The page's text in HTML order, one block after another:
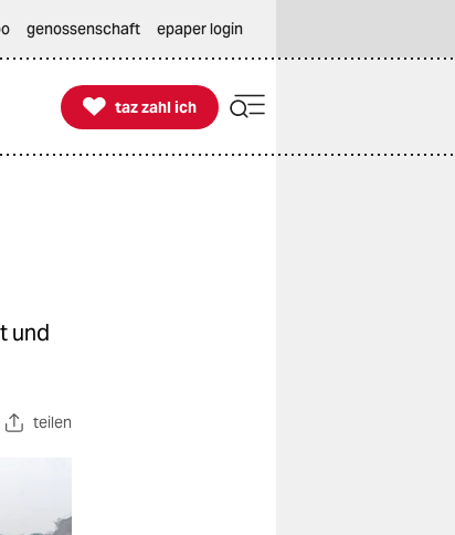
genossenschaft epaper login

taz zahl ich
taz zahl ich
und
teilen